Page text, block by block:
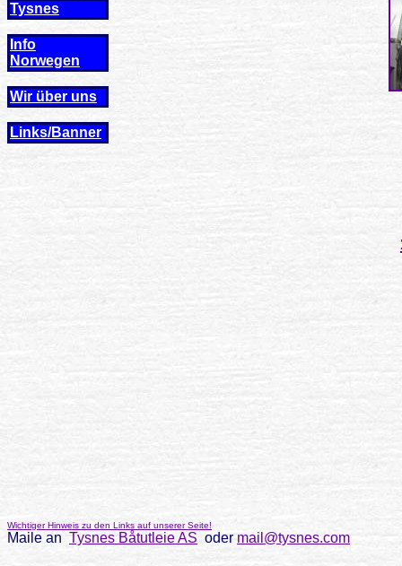
Tysnes
Info
Norwegen
Wir über uns
Links/Banner
Wichtiger Hinweis zu den Links auf unserer Seite!
Maile an Tysnes Båtutleie AS odermail@tysnes.com